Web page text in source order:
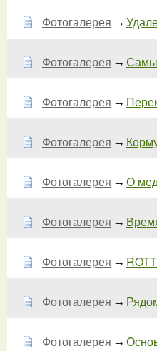
Фотогалерея →
Фотогалерея →
Фотогалерея →
Фотогалерея →
Фотогалерея → О
Фотогалерея →
Фотогалерея →
Фотогалерея →
Фотогалерея →